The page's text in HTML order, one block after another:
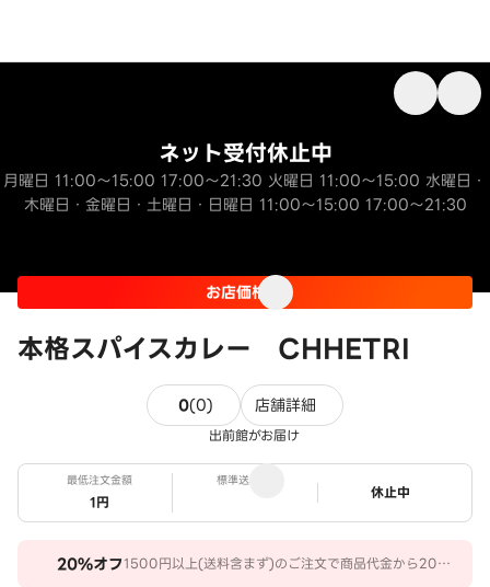
本格スパイスカレー CHHETRI
ネット受付休止中
月曜日 11:00～15:00 17:00～21:30 火曜日 11:00～15:00 水曜日・
木曜日・金曜日・土曜日・日曜日 11:00～15:00 17:00～21:30
お店価格
0(0) 0件のレビュー
店舗詳細
出前館がお届け
最低注文金額
1円
標準送料
ステータス
休止中
20%オフ1500円以上(送料含まず)のご注文で商品代金から20％